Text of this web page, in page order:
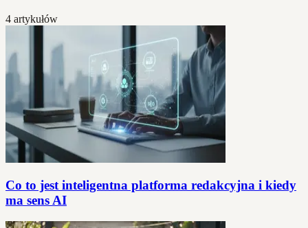
4 artykułów
Co to jest inteligentna platforma redakcyjna i kiedy
ma sens AI